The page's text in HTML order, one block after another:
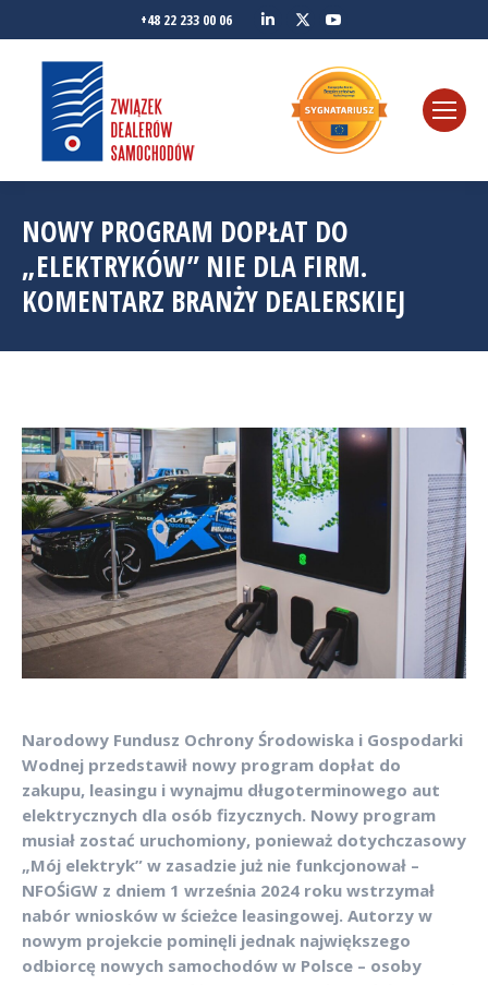
+48 22 233 00 06
Linkedin
Twitter
NOWY PROGRAM DOPŁAT DO
„ELEKTRYKÓW” NIE DLA FIRM.
KOMENTARZ BRANŻY DEALERSKIEJ
Narodowy Fundusz Ochrony Środowiska i Gospodarki
Wodnej przedstawił nowy program dopłat do
zakupu, leasingu i wynajmu długoterminowego aut
elektrycznych dla osób fizycznych. Nowy program
musiał zostać uruchomiony, ponieważ dotychczasowy
„Mój elektryk” w zasadzie już nie funkcjonował –
NFOŚiGW z dniem 1 września 2024 roku wstrzymał
nabór wniosków w ścieżce leasingowej. Autorzy w
nowym projekcie pominęli jednak największego
odbiorcę nowych samochodów w Polsce – osoby